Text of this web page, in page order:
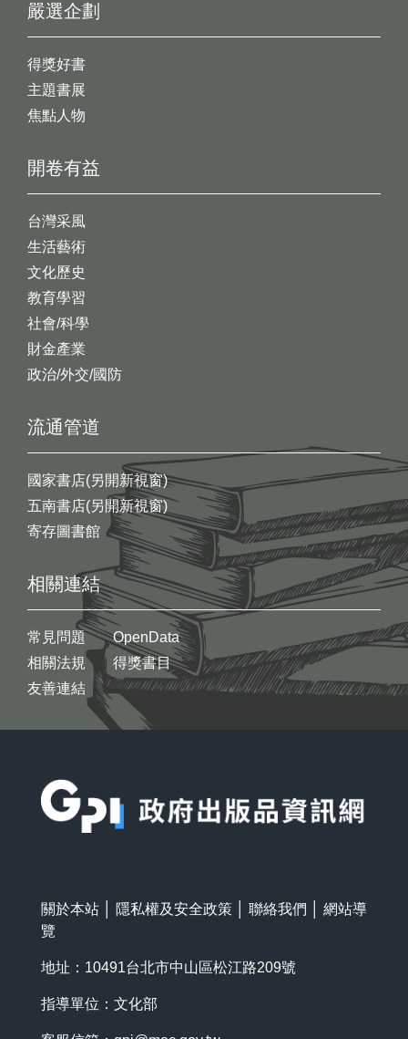
開卷有益
台灣采風
生活藝術
文化歷史
教育學習
社會/科學
財金產業
政治/外交/國防
嚴選企劃
得獎好書
主題書展
焦點人物
流通管道
國家書店(另開新視窗)
五南書店(另開新視窗)
寄存圖書館
相關連結
常見問題
相關法規
友善連結
OpenData
得獎書目
關於本站 隱私權及安全政策 聯絡我們
網站導
覽
地址：10491台北市中山區松江路209號
指導單位：文化部